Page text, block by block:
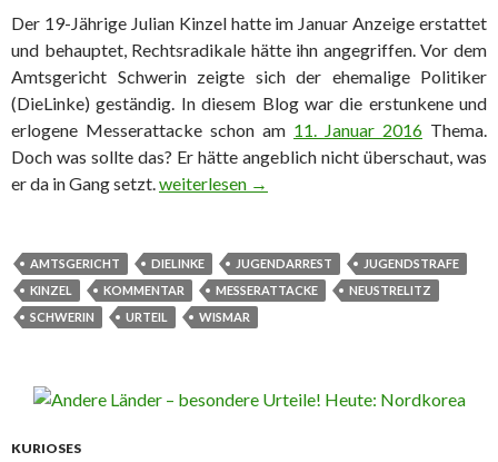
Der 19-Jährige Julian Kinzel hatte im Januar Anzeige erstattet
und behauptet, Rechtsradikale hätte ihn angegriffen. Vor dem
Amtsgericht Schwerin zeigte sich der ehemalige Politiker
(DieLinke) geständig. In diesem Blog war die erstunkene und
erlogene Messerattacke schon am 11. Januar 2016 Thema.
Doch was sollte das? Er hätte angeblich nicht überschaut, was
er da in Gang setzt.Auf ein Wort! Messerattacke war erstunken
weiterlesen →
AMTSGERICHT DIELINKE JUGENDARREST
JUGENDSTRAFE
KINZEL
KOMMENTAR MESSERATTACKE
NEUSTRELITZ
SCHWERIN
URTEIL WISMAR
KURIOSES